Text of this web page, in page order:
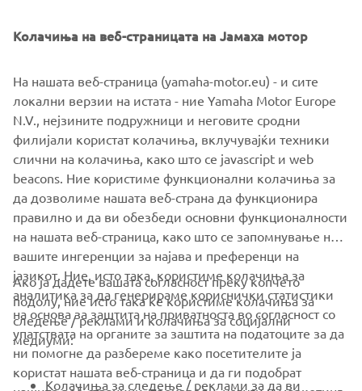
CORPORATE
FOR BUSINESS
Колачиња на веб-страницата на Јамаха мотор
На нашата веб-страница (yamaha-motor.eu) - и сите
локални верзии на истата - ние Yamaha Motor Europe
N.V., нејзините подружници и неговите сродни
филијали користат колачиња, вклучувајќи техники
слични на колачиња, како што се javascript и web
beacons. Ние користиме функционални колачиња за
да дозволиме нашата веб-страна да функционира
правилно и да ви обезбеди основни функционалности
на нашата веб-страница, како што се запомнување на
вашите ингеренции за најава и преференци на
јазикот. Ние, исто така, користиме колачиња за
аналитика за да генерираме кориснички статистики
на основа за заштита на приватноста во согласност со
упатствата на органите за заштита на податоците за да
ни помогне да разбереме како посетителите ја
користат нашата веб-страница и да ги подобрат
Ако ја дадете вашата согласност преку копчето
подолу, ние исто така ќе користиме колачиња за
следење / реклами и колачиња за социјални
медиуми:
Колачиња за следење / реклами за да ви